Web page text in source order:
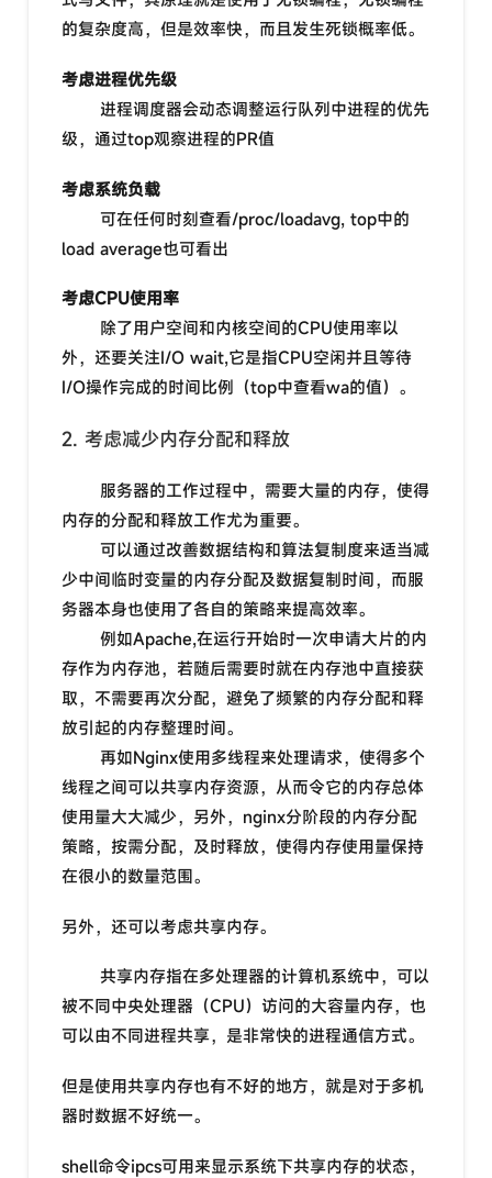
的复杂度高，但是效率快，而且发生死锁概率低。
考虑进程优先级
进程调度器会动态调整运行队列中进程的优先
级，通过top观察进程的PR值
考虑系统负载
可在任何时刻查看/proc/loadavg, top中的
load average也可看出
考虑CPU使用率
除了用户空间和内核空间的CPU使用率以
外，还要关注I/O wait,它是指CPU空闲并且等待
I/O操作完成的时间比例（top中查看wa的值）。
2. 考虑减少内存分配和释放
服务器的工作过程中，需要大量的内存，使得
内存的分配和释放工作尤为重要。
可以通过改善数据结构和算法复制度来适当减
少中间临时变量的内存分配及数据复制时间，而服
务器本身也使用了各自的策略来提高效率。
例如Apache,在运行开始时一次申请大片的内
存作为内存池，若随后需要时就在内存池中直接获
取，不需要再次分配，避免了频繁的内存分配和释
放引起的内存整理时间。
再如Nginx使用多线程来处理请求，使得多个
线程之间可以共享内存资源，从而令它的内存总体
使用量大大减少，另外，nginx分阶段的内存分配
策略，按需分配，及时释放，使得内存使用量保持
在很小的数量范围。
另外，还可以考虑共享内存。
共享内存指在多处理器的计算机系统中，可以
被不同中央处理器（CPU）访问的大容量内存，也
可以由不同进程共享，是非常快的进程通信方式。
但是使用共享内存也有不好的地方，就是对于多机
器时数据不好统一。
shell命令ipcs可用来显示系统下共享内存的状态，